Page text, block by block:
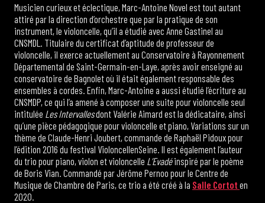
Musicien curieux et éclectique, Marc-Antoine Novel est tout autant
attiré par la direction d’orchestre que par la pratique de son
instrument, le violoncelle, qu’il a étudié avec Anne Gastinel au
CNSMDL. Titulaire du certificat d’aptitude de professeur de
violoncelle, il exerce actuellement au Conservatoire à Rayonnement
Départemental de Saint-Germain-en-Laye, après avoir enseigné au
conservatoire de Bagnolet où il était également responsable des
ensembles à cordes. Enfin, Marc-Antoine a aussi étudié l’écriture au
CNSMDP, ce qui l’a amené à composer une suite pour violoncelle seul
intitulée Les Intervallesdont Valérie Aimard est la dédicataire, ainsi
qu’une pièce pédagogique pour violoncelle et piano, Variations sur un
thème de Claude-Henri Joubert, commande de Raphaël Pidoux pour
l’édition 2016 du festival VioloncellenSeine. Il est également l’auteur
du trio pour piano, violon et violoncelle L’Evadéinspiré par le poème
de Boris Vian. Commandé par Jérôme Pernoo pour le Centre de
Musique de Chambre de Paris, ce trio a été créé à la Salle Cortot en
2020.